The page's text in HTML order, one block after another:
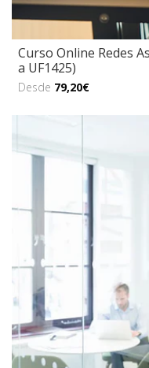
Curso Online Redes
a UF1425)
Desde 79,20€